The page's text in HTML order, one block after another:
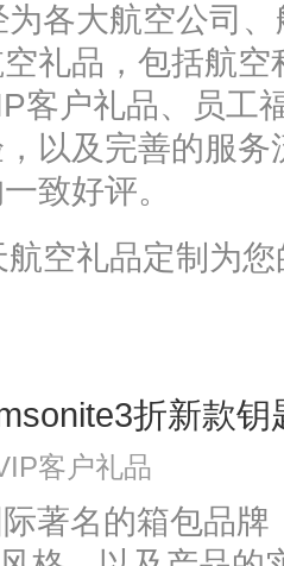
为各大航空公司
礼品，包括航空
客户礼品、员工
以及完善的服务
致好评。
空礼品定制为
折新款
客户礼品
著名的箱包品牌